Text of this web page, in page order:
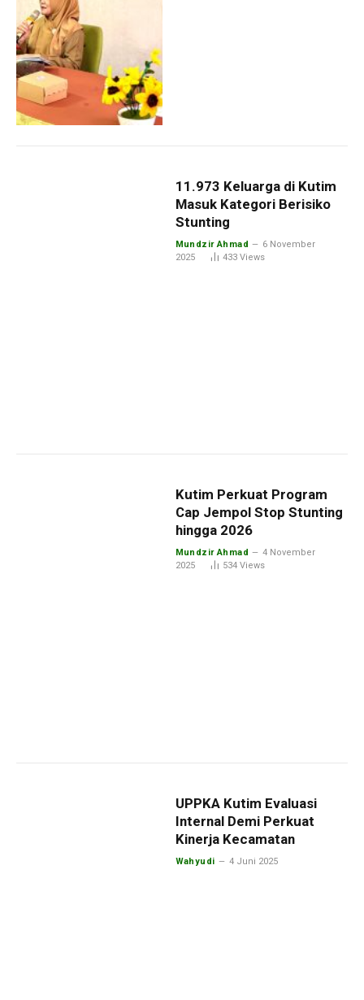
11.973 Keluarga di Kutim
Masuk Kategori Berisiko
Stunting
Mundzir Ahmad
6 November
2025
433 Views
Kutim Perkuat Program
Cap Jempol Stop Stunting
hingga 2026
Mundzir Ahmad
4 November
2025
534 Views
UPPKA Kutim Evaluasi
Internal Demi Perkuat
Kinerja Kecamatan
Wahyudi 4 Juni 2025